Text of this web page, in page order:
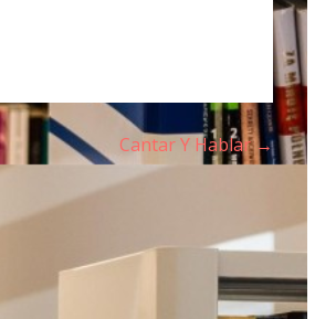
Cantar Y Hablar →